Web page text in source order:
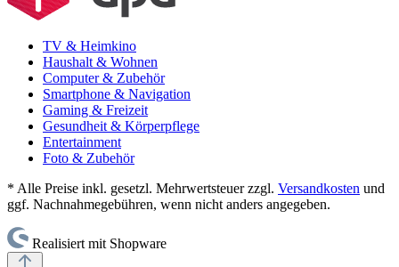
TV & Heimkino
Haushalt & Wohnen
Computer & Zubehör
Smartphone & Navigation
Gaming & Freizeit
Gesundheit & Körperpflege
Entertainment
Foto & Zubehör
* Alle Preise inkl. gesetzl. Mehrwertsteuer zzgl. Versandkosten und
ggf. Nachnahmegebühren, wenn nicht anders angegeben.
Realisiert mit Shopware